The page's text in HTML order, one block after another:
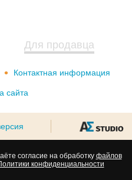
Для продавца
Контактная информация
сайта
согласие на обработку файлов
конфиденциальности